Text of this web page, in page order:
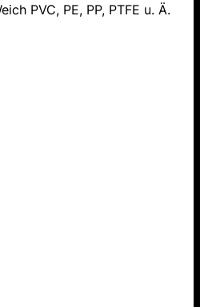
PVC, PE, PP, PTFE u. Ä.